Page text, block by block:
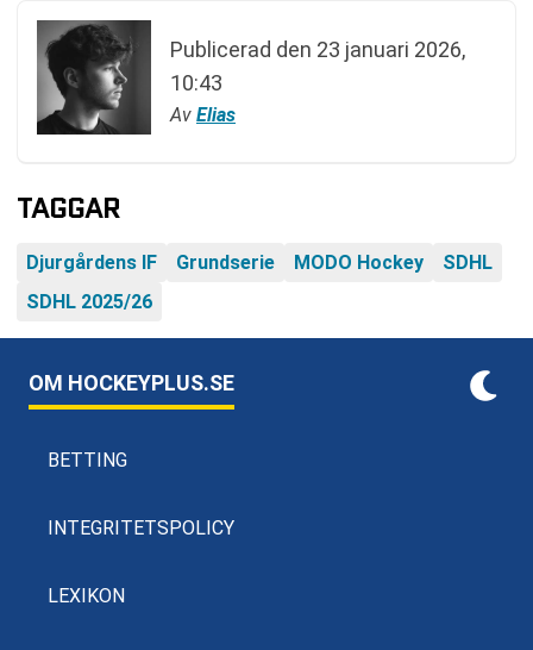
Publicerad den 23 januari 2026,
10:43
Av Elias
TAGGAR
Djurgårdens IF Grundserie MODO Hockey
SDHL
SDHL 2025/26
OM HOCKEYPLUS.SE
BETTING
INTEGRITETSPOLICY
LEXIKON